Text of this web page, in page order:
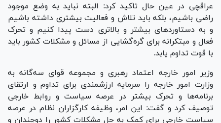
عراقچی در عین حال تاکید کرد: البته نباید به وضع موجود
راضی باشیم، بلکه باید تلاش و فعالیت بیشتری داشته باشیم
و به دستاورد‌های بیشتر و بالاتری دست پیدا کنیم و تحرک
فعال و مبتکرانه برای گره‌گشایی از مسائل و مشکلات کشور باید
با قوت تداوم یابد.
وزیر امور خارجه اعتماد رهبری و مجموعه قوای سه‌گانه به
وزارت امور خارجه را سرمایه ارزشمندی برای تداوم و ارتقای
برنامه‌ها و تحرک بیشتر در عرصه سیاست و روابط خارجی
توصیف کرد و گفت: این امر، وظیفه کارگزاران نظام در عرصه
سیاست خارجی برای کمک به حل مشکلات کشور را دوچندان و